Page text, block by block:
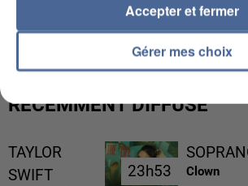
MAFIA INTERPELLÉ EN ALGÉRIE
RÉCEMMENT DIFFUSÉ
TAYLOR
SWIFT
23h53
23h53 Clown
Gérer mes choix
Accepter et fermer